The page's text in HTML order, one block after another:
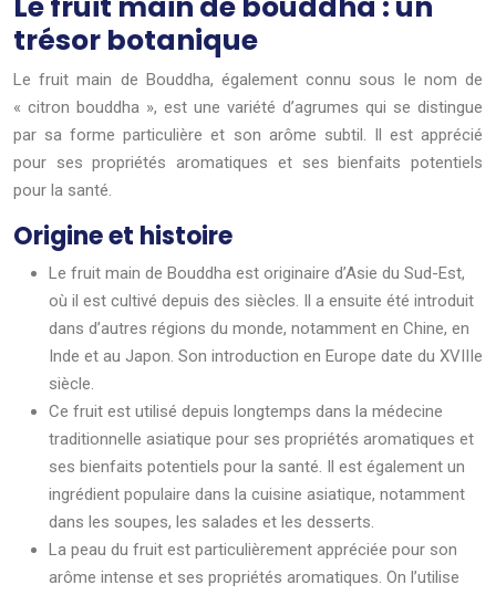
trésor botanique
Le fruit main de Bouddha, également connu sous le nom de
« citron bouddha », est une variété d’agrumes qui se distingue
par sa forme particulière et son arôme subtil. Il est apprécié
pour ses propriétés aromatiques et ses bienfaits potentiels
pour la santé.
Origine et histoire
Le fruit main de Bouddha est originaire d’Asie du Sud-Est,
où il est cultivé depuis des siècles. Il a ensuite été introduit
dans d’autres régions du monde, notamment en Chine, en
Inde et au Japon. Son introduction en Europe date du XVIIIe
siècle.
Ce fruit est utilisé depuis longtemps dans la médecine
traditionnelle asiatique pour ses propriétés aromatiques et
ses bienfaits potentiels pour la santé. Il est également un
ingrédient populaire dans la cuisine asiatique, notamment
dans les soupes, les salades et les desserts.
La peau du fruit est particulièrement appréciée pour son
arôme intense et ses propriétés aromatiques. On l’utilise